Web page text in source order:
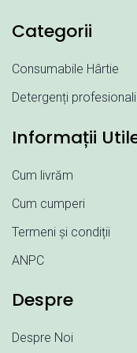
Categorii
Consumabile Hârtie
Detergenți profesionali
Informații
Cum livrăm
Cum cumperi
Termeni și condiții
ANPC
Despre
Despre Noi